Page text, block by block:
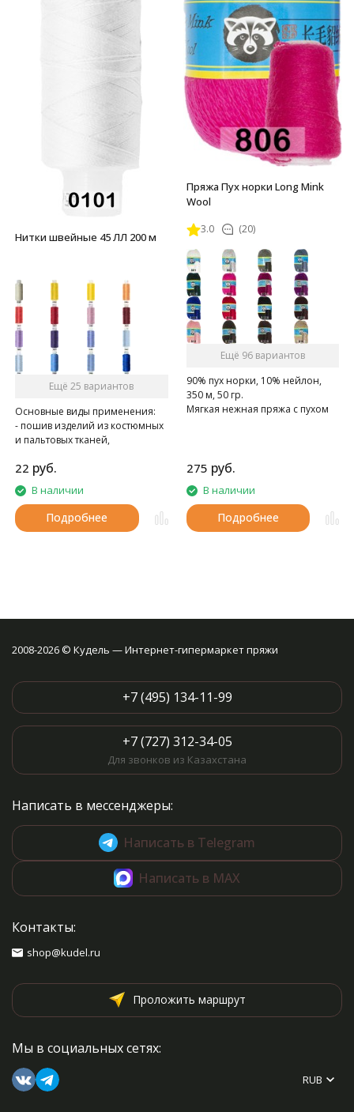
Нитки швейные 45 ЛЛ 200 м
Ещё 25 вариантов
Основные виды применения:
- пошив изделий из костюмных
и пальтовых тканей,
- при швейно-клеевом
скреплении книг в типографии
22 руб.
В наличии
Подробнее
Пряжа Пух норки Long Mink
Wool
3.0 (20)
Ещё 96 вариантов
90% пух норки, 10% нейлон,
350 м, 50 гр.
Мягкая нежная пряжа с пухом
275 руб.
В наличии
Подробнее
2008-2026 © Кудель — Интернет-гипермаркет пряжи
+7 (495) 134-11-99
+7 (727) 312-34-05
Для звонков из Казахстана
Написать в мессенджеры:
Написать в Telegram
Написать в MAX
Контакты:
shop@kudel.ru
Проложить маршрут
Мы в социальных сетях:
RUB